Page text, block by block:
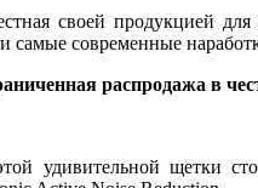
своей продукцией
самые современные
распродажа в
удивительной щетки